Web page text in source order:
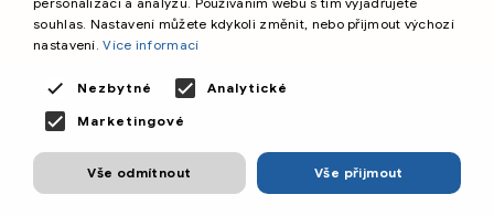
©️
Primetime Media s.r.o.
souhlas. Nastavení můžete kdykoli změnit, nebo přijmout výchozí
nastavení.Více informací
Nezbytné
Analytické
Marketingové
Vše přijmout
Vše odmítnout